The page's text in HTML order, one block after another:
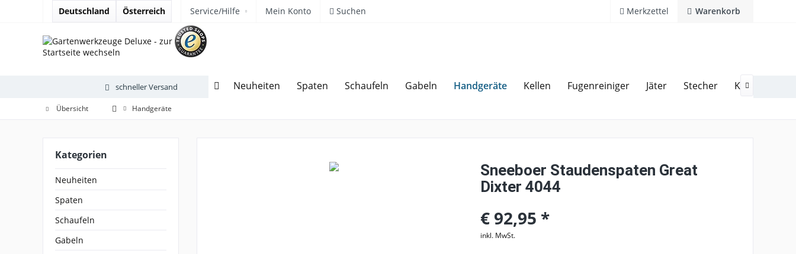
Deutschland Österreich Warenkorb
Merkzettel
Service/Hilfe Mein Konto Suchen
Neuheiten Spaten Schaufeln Gabeln Handgeräte Kellen Fugenreiniger Jäter Stecher Kultivatoren

schneller Versand Über 20 Jahre Erfahrung Kostenlose Hotline 02594 94110
Übersicht Handgeräte
Kategorien
Neuheiten
Spaten
Schaufeln
Gabeln
Sneeboer Staudenspaten Great
Dixter 4044
€ 92,95 *
inkl. MwSt.